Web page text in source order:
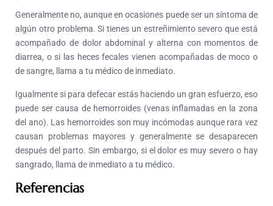
Generalmente no, aunque en ocasiones puede ser un síntoma de
algún otro problema. Si tienes un estreñimiento severo que está
acompañado de dolor abdominal y alterna con momentos de
diarrea, o si las heces fecales vienen acompañadas de moco o
de sangre, llama a tu médico de inmediato.
Igualmente si para defecar estás haciendo un gran esfuerzo, eso
puede ser causa de hemorroides (venas inflamadas en la zona
del ano). Las hemorroides son muy incómodas aunque rara vez
causan problemas mayores y generalmente se desaparecen
después del parto. Sin embargo, si el dolor es muy severo o hay
sangrado, llama de inmediato a tu médico.
Referencias